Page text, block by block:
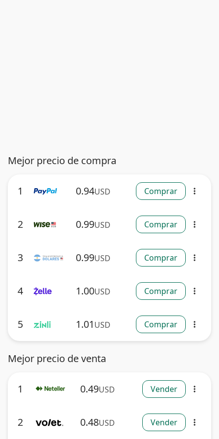
Mejor precio de compra
1 0.94USD Comprar more_vert
2 0.99USD Comprar more_vert
3 0.99USD Comprar more_vert
4 1.00USD Comprar more_vert
5 1.01 USD Comprar more_vert
Mejor precio de venta
1 0.49USD Vender more_vert
2 0.48USD Vender more_vert